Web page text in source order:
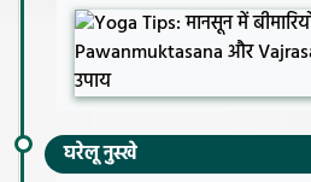
घरेलू नुस्खे